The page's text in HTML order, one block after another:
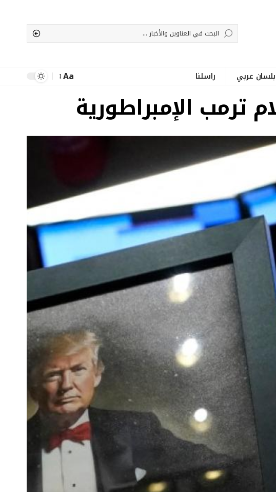
بلسان عربي راسلنا
Font
Aa
ترمب الإمبراطورية